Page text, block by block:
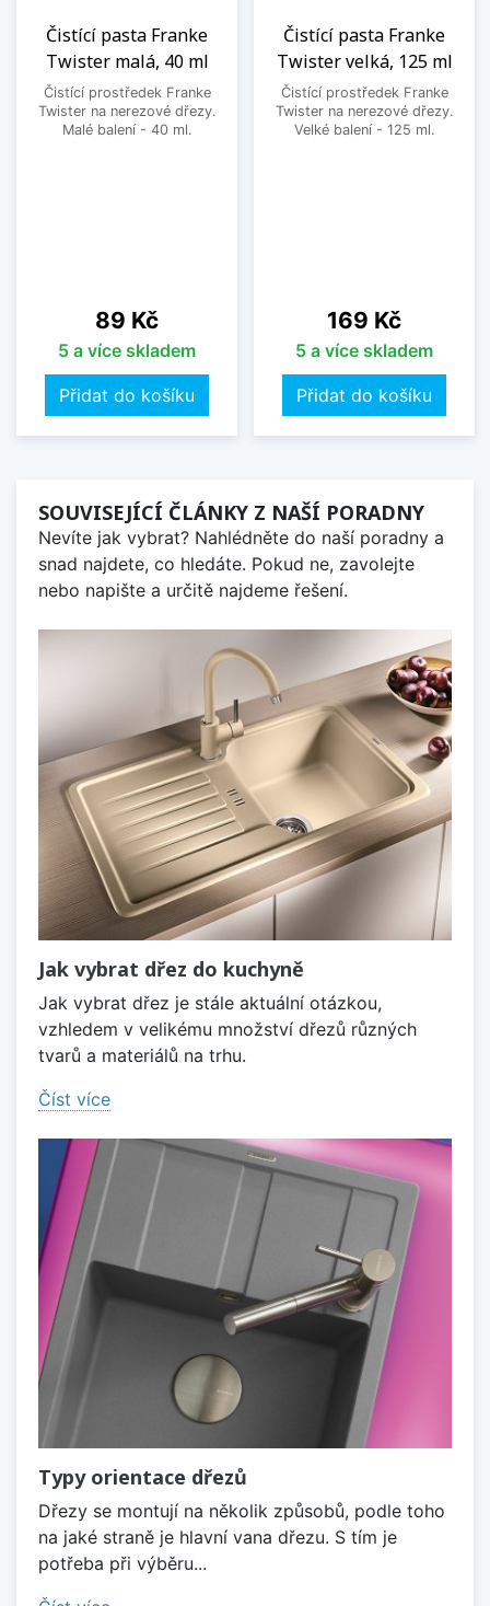
Čistící pasta Franke
Twister malá, 40 ml
Čistící prostředek Franke
Twister na nerezové dřezy.
Malé balení - 40 ml.
Cena
89 Kč
5 a více skladem
Přidat do košíku
Čistící pasta Franke
Twister velká, 125 ml
Čistící prostředek Franke
Twister na nerezové dřezy.
Velké balení - 125 ml.
Cena
169 Kč
5 a více skladem
Přidat do košíku
SOUVISEJÍCÍ ČLÁNKY Z NAŠÍ PORADNY
Nevíte jak vybrat? Nahlédněte do naší poradny a
snad najdete, co hledáte. Pokud ne, zavolejte
nebo napište a určitě najdeme řešení.
Jak vybrat dřez do kuchyně
Jak vybrat dřez je stále aktuální otázkou,
vzhledem v velikému množství dřezů různých
tvarů a materiálů na trhu.
Číst více
Typy orientace dřezů
Dřezy se montují na několik způsobů, podle toho
na jaké straně je hlavní vana dřezu. S tím je
potřeba při výběru...